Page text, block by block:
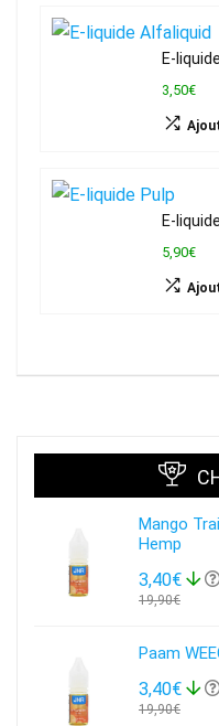
E-
3,50€
E-
5,90€
Mango
Hemp
3,40€
19,90€
Paam
3,40€
19,90€